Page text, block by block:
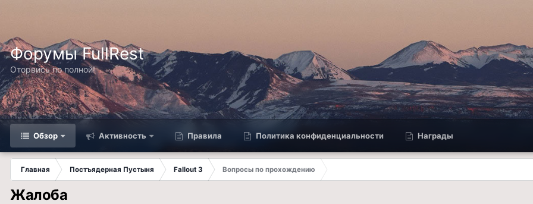
Форумы FullRest
Оторвись по полной!
Обзор Активность Правила Политика конфиденциальности Награды
Главная Постъядерная Пустыня Fallout 3
Вопросы по прохождению
Жалоба